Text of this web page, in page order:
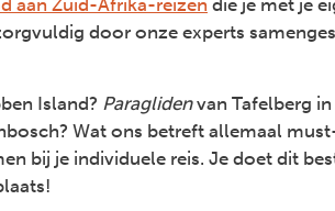
aan Zuid-Afrika-reizen die je met je
door onze experts
Island? Paraglidenvan Tafelberg
Wat ons betreft allemaal
bij je individuele reis. Je doet dit